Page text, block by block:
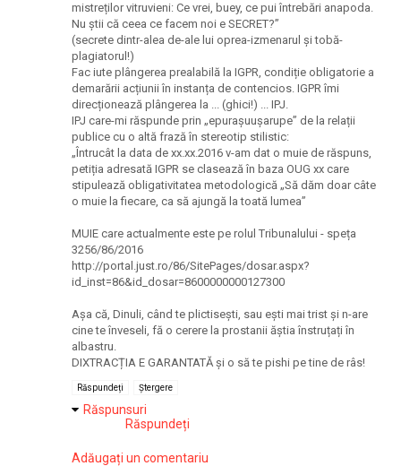
mistreților vitruvieni: Ce vrei, buey, ce pui întrebări anapoda.
Nu știi că ceea ce facem noi e SECRET?”
(secrete dintr-alea de-ale lui oprea-izmenarul și tobă-
plagiatorul!)
Fac iute plângerea prealabilă la IGPR, condiție obligatorie a
demarării acțiunii în instanța de contencios. IGPR îmi
direcționează plângerea la ... (ghici!) ... IPJ.
IPJ care-mi răspunde prin „epurașuușarupe” de la relații
publice cu o altă frază în stereotip stilistic:
„Întrucât la data de xx.xx.2016 v-am dat o muie de răspuns,
petiția adresată IGPR se clasează în baza OUG xx care
stipulează obligativitatea metodologică „Să dăm doar câte
o muie la fiecare, ca să ajungă la toată lumea”
MUIE care actualmente este pe rolul Tribunalului - speța
3256/86/2016
http://portal.just.ro/86/SitePages/dosar.aspx?
id_inst=86&id_dosar=8600000000127300
Așa că, Dinuli, când te plictisești, sau ești mai trist și n-are
cine te înveseli, fă o cerere la prostanii ăștia înstruțați în
albastru.
DIXTRACȚIA E GARANTATĂ și o să te pishi pe tine de râs!
Răspundeți Ștergere
Răspunsuri
Răspundeți
Adăugați un comentariu